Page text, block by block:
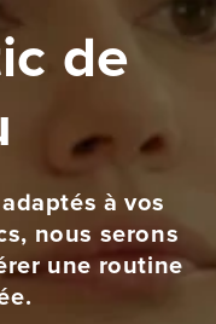
de
à vos
nous serons
une routine